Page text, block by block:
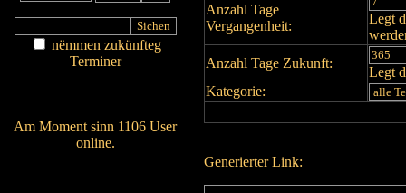
nëmmen zukünfteg
Terminer
Am Moment sinn 1106 User
online.
Anzahl Tage
Vergangenheit:
Legt
Anzahl Tage Zukunft:
Legt
Kategorie:
Generierter Link: